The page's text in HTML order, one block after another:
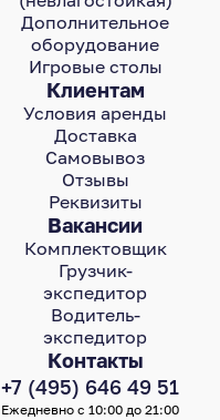
Контакты
+7 (495) 646 49 51
Ежедневно с 10:00 до 21:00
Клиентам
Условия аренды
Доставка
Самовывоз
Отзывы
Реквизиты
Вакансии
Комплектовщик
Грузчик-
экспедитор
Водитель-
экспедитор
Дополнительное
оборудование
Игровые столы